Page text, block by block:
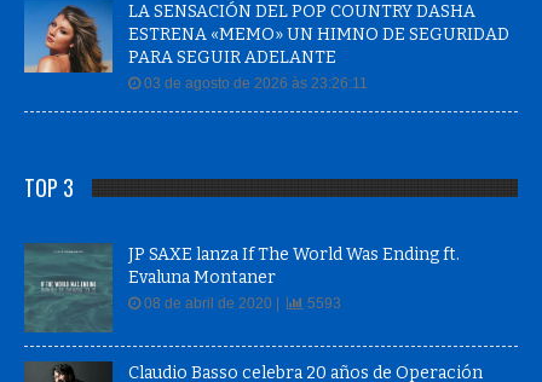
LA SENSACIÓN DEL POP COUNTRY DASHA
ESTRENA «MEMO» UN HIMNO DE SEGURIDAD
PARA SEGUIR ADELANTE
03 de agosto de 2026 às 23:26:11
TOP 3
JP SAXE lanza If The World Was Ending ft.
Evaluna Montaner
08 de abril de 2020 | 5593
Claudio Basso celebra 20 años de Operación